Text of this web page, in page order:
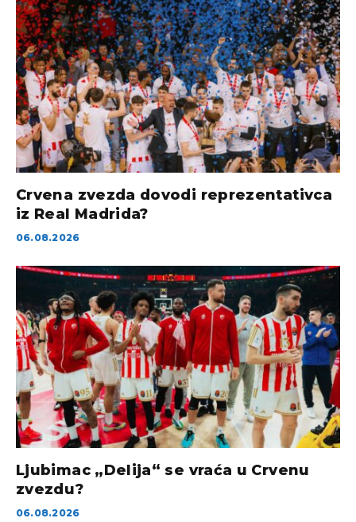
Crvena zvezda dovodi reprezentativca
iz Real Madrida?
06.08.2026
Ljubimac „Delija“ se vraća u Crvenu
zvezdu?
06.08.2026